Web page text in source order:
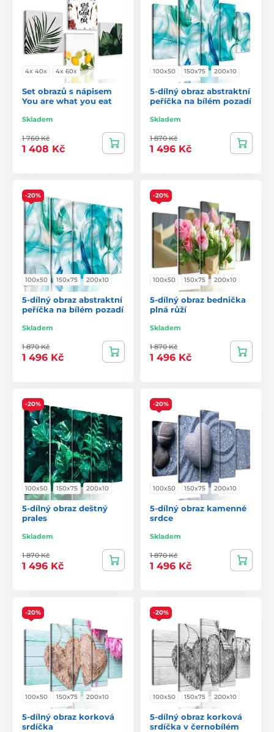
4x 40x 4x 60x
Set obrazů s nápisem
You are what you eat
Skladem
1 760 Kč
1 408 Kč
100x50 150x75 200x10
5-dílný obraz abstraktní
peříčka na bílém pozadí
Skladem
1 870 Kč
1 496 Kč
-20%
100x50 150x75 200x10
5-dílný obraz abstraktní
peříčka na bílém pozadí
Skladem
1 870 Kč
1 496 Kč
-20%
100x50 150x75 200x10
5-dílný obraz bednička
plná růží
Skladem
1 870 Kč
1 496 Kč
-20%
100x50 150x75 200x10
5-dílný obraz deštný
prales
Skladem
1 870 Kč
1 496 Kč
-20%
100x50 150x75 200x10
5-dílný obraz kamenné
srdce
Skladem
1 870 Kč
1 496 Kč
-20%
100x50 150x75 200x10
5-dílný obraz korková
srdíčka
-20%
100x50 150x75 200x10
5-dílný obraz korková
srdíčka v černobílém